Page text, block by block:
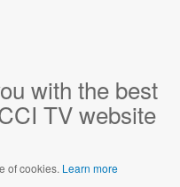
with the best
TV website
of cookies. Learn more